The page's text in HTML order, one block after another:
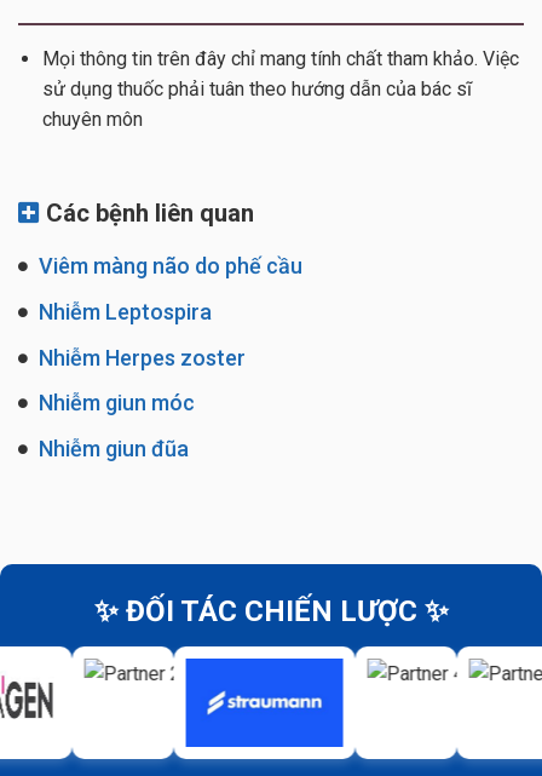
Mọi thông tin trên đây chỉ mang tính chất tham khảo. Việc
sử dụng thuốc phải tuân theo hướng dẫn của bác sĩ
chuyên môn
Các bệnh liên quan
Viêm màng não do phế cầu
Nhiễm Leptospira
Nhiễm Herpes zoster
Nhiễm giun móc
Nhiễm giun đũa
✨ ĐỐI TÁC CHIẾN LƯỢC ✨